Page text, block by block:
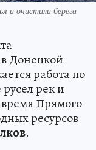
и очистили берега
в Донецкой
работа по
рек и
Прямого
ресурсов
.